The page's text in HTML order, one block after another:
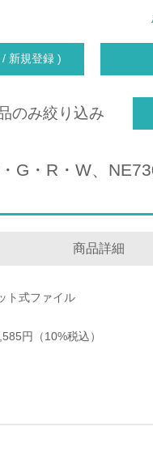
新規登録 )
のみ絞り込み
G・R・W、
商品詳細
ト式ファイル
円（10%税込）